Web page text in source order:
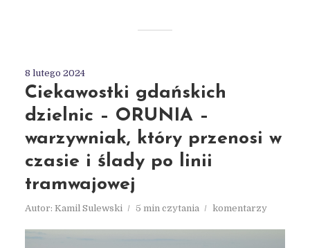
8 lutego 2024
Ciekawostki gdańskich
dzielnic – ORUNIA –
warzywniak, który przenosi w
czasie i ślady po linii
tramwajowej
Autor: Kamil Sulewski 5 min czytania komentarzy